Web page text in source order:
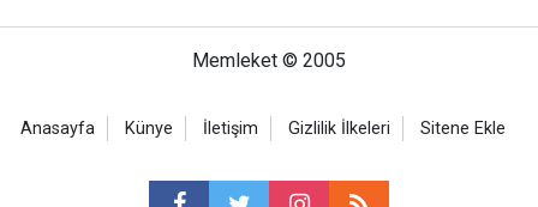
Memleket © 2005
Anasayfa Künye İletişim Gizlilik İlkeleri Sitene Ekle